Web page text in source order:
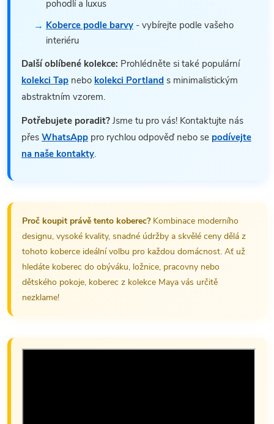
pohodlí a luxus
Koberce podle barvy - vybírejte podle vašeho
interiéru
Další oblíbené kolekce: Prohlédněte si také populární
kolekci Tap nebo kolekci Portland s minimalistickým
abstraktním vzorem.
Potřebujete poradit? Jsme tu pro vás! Kontaktujte nás
přes WhatsApp pro rychlou odpověď nebo se podívejte
na naše kontakty.
Proč koupit právě tento koberec?Kombinace moderního
designu, vysoké kvality, snadné údržby a skvělé ceny dělá z
tohoto koberce ideální volbu pro každou domácnost. Ať už
hledáte koberec do obýváku, ložnice, pracovny nebo
dětského pokoje, koberec z kolekce Maya vás určitě
nezklame!